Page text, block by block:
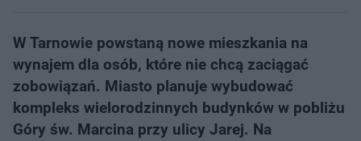
W Tarnowie powstaną nowe mieszkania na
wynajem dla osób, które nie chcą zaciągać
zobowiązań. Miasto planuje wybudować
kompleks wielorodzinnych budynków w pobliżu
Góry św. Marcina przy ulicy Jarej. Na